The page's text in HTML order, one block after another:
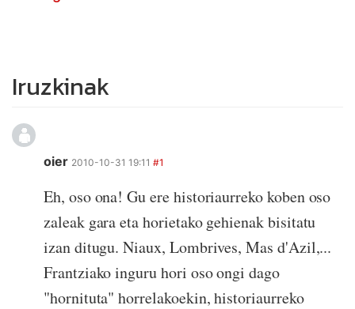
Iruzkinak
oier 2010-10-31 19:11 #1
Eh, oso ona! Gu ere historiaurreko koben oso
zaleak gara eta horietako gehienak bisitatu
izan ditugu. Niaux, Lombrives, Mas d'Azil,...
Frantziako inguru hori oso ongi dago
"hornituta" horrelakoekin, historiaurreko